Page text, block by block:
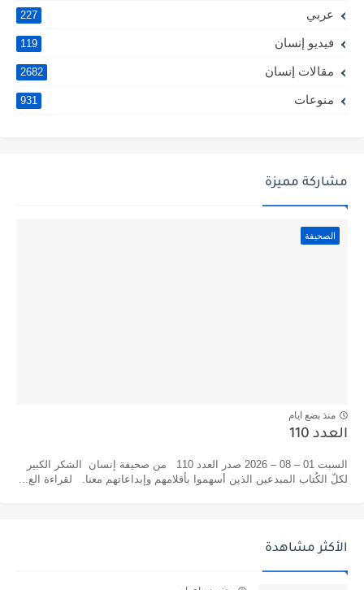
عربي 227
فيديو إنسان 119
مقالات إنسان 2682
منوعات 931
مشاركة مميزة
الصحيفة
منذ بضع ايام
العدد 110
السبت 01 – 08 – 2026 صدر العدد 110 من صحيفة إنسان الشكر الكبير
لكلّ الكُتاب المبدعين الذين أسهموا بأقلامهم وإبداعاتهم معنا. لقراءة الع...
الأكثر مشاهدة